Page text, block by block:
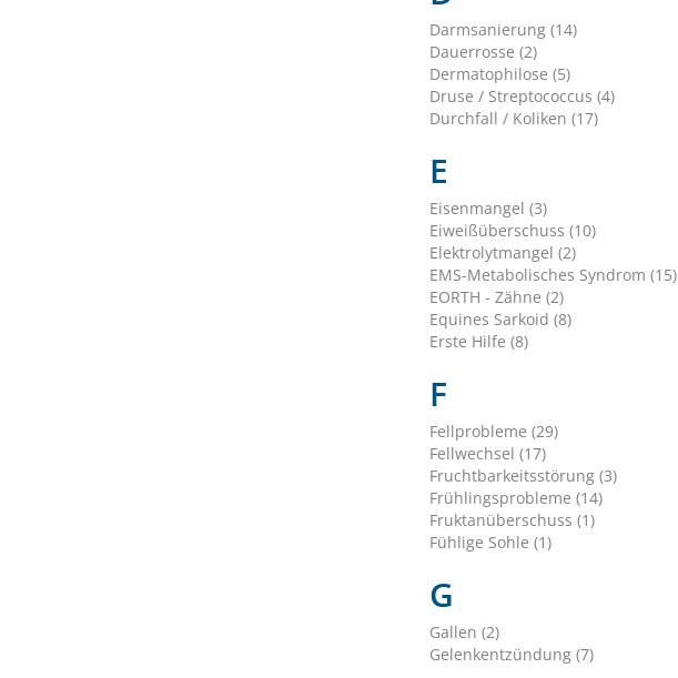
Darmsanierung (14)
Dauerrosse (2)
Dermatophilose (5)
Druse / Streptococcus (4)
Durchfall / Koliken (17)
E
Eisenmangel (3)
Eiweißüberschuss (10)
Elektrolytmangel (2)
EMS-Metabolisches Syndrom (15)
EORTH - Zähne (2)
Equines Sarkoid (8)
Erste Hilfe (8)
F
Fellprobleme (29)
Fellwechsel (17)
Fruchtbarkeitsstörung (3)
Frühlingsprobleme (14)
Fruktanüberschuss (1)
Fühlige Sohle (1)
G
Gallen (2)
Gelenkentzündung (7)